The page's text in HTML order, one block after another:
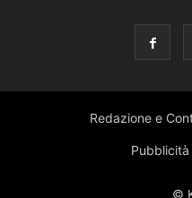
Redazione e
©